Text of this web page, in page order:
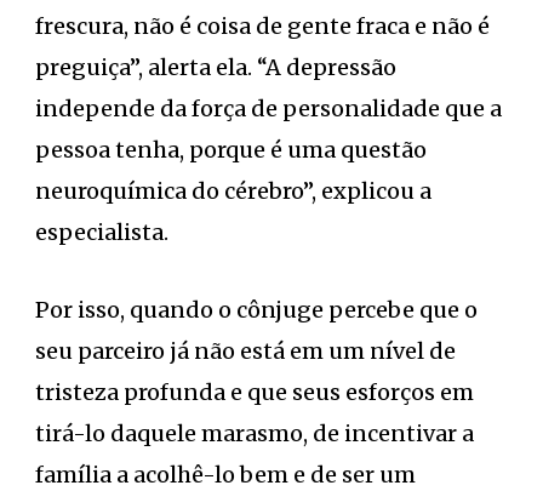
frescura, não é coisa de gente fraca e não é
preguiça”, alerta ela. “A depressão
independe da força de personalidade que a
pessoa tenha, porque é uma questão
neuroquímica do cérebro”, explicou a
especialista.
Por isso, quando o cônjuge percebe que o
seu parceiro já não está em um nível de
tristeza profunda e que seus esforços em
tirá-lo daquele marasmo, de incentivar a
família a acolhê-lo bem e de ser um